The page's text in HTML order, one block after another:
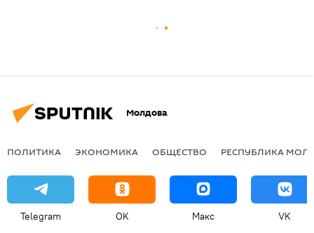
Молдова
ПОЛИТИКА ЭКОНОМИКА ОБЩЕСТВО РЕСПУБЛИКА
Telegram OK Макс VK